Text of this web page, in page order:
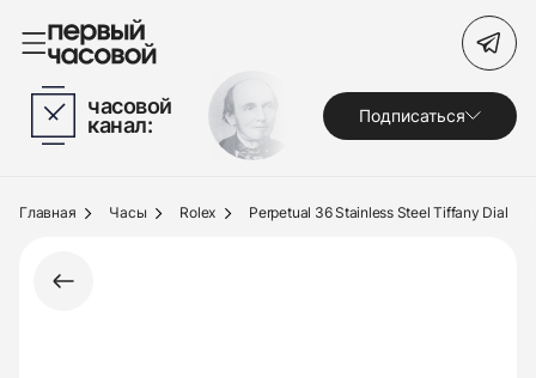
Часы
Украшения
Под заказ
Поиск по сайту
часовой
канал: Подписаться
Главная Часы Rolex Perpetual 36 Stainless Steel Tiffany Dial